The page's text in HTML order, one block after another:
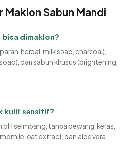
Maklon Sabun Mandi
bisa dimaklon?
herbal, milk soap, charcoal),
dan sabun khusus (brightening,
kulit sensitif?
seimbang, tanpa pewangi keras,
oat extract, dan aloe vera.